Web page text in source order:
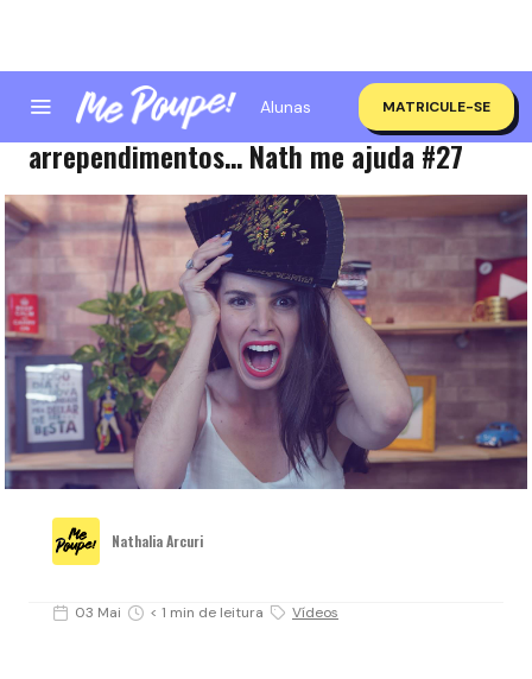
Alunas MATRICULE-SE
COMO SE LIVRAR DO CONSÓRCIO! E outros
arrependimentos… Nath me ajuda #27
Nathalia Arcuri
03 Mai < 1 min de leitura Vídeos